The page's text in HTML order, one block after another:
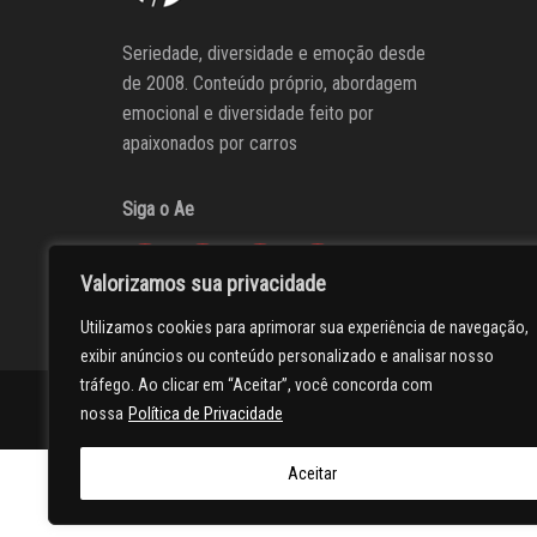
Valorizamos sua privacidade
Utilizamos cookies para aprimorar sua experiência de navegação,
exibir anúncios ou conteúdo personalizado e analisar nosso
tráfego. Ao clicar em “Aceitar”, você concorda com
nossa Política de Privacidade
Aceitar
Seriedade, diversidade e emoção desde
de 2008. Conteúdo próprio, abordagem
emocional e diversidade feito por
apaixonados por carros
Siga o Ae
AUTOentusiastas Editores